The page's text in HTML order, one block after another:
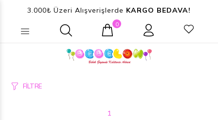
3.000₺ Üzeri Alışverişlerde KARGO BEDAVA!
Ne aramıştınız? (Ürün, Kategori ...)
0
FİLTRE
1